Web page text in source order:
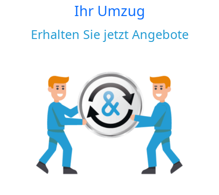
Ihr Umzug
Erhalten Sie jetzt Angebote